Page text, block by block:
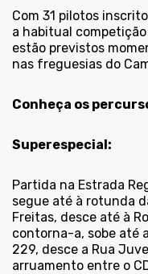
Com 31 pilotos
a habitual
estão previstos
nas freguesias do
Conheça os
Superespecial:
Partida na Estrada
segue até à rotunda
Freitas, desce até à
contorna-a, sobe até
229, desce a Rua
arruamento entre o